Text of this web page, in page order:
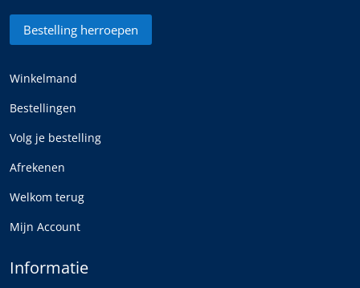
Bestelling herroepen
Winkelmand
Bestellingen
Volg je bestelling
Afrekenen
Welkom terug
Mijn Account
Informatie